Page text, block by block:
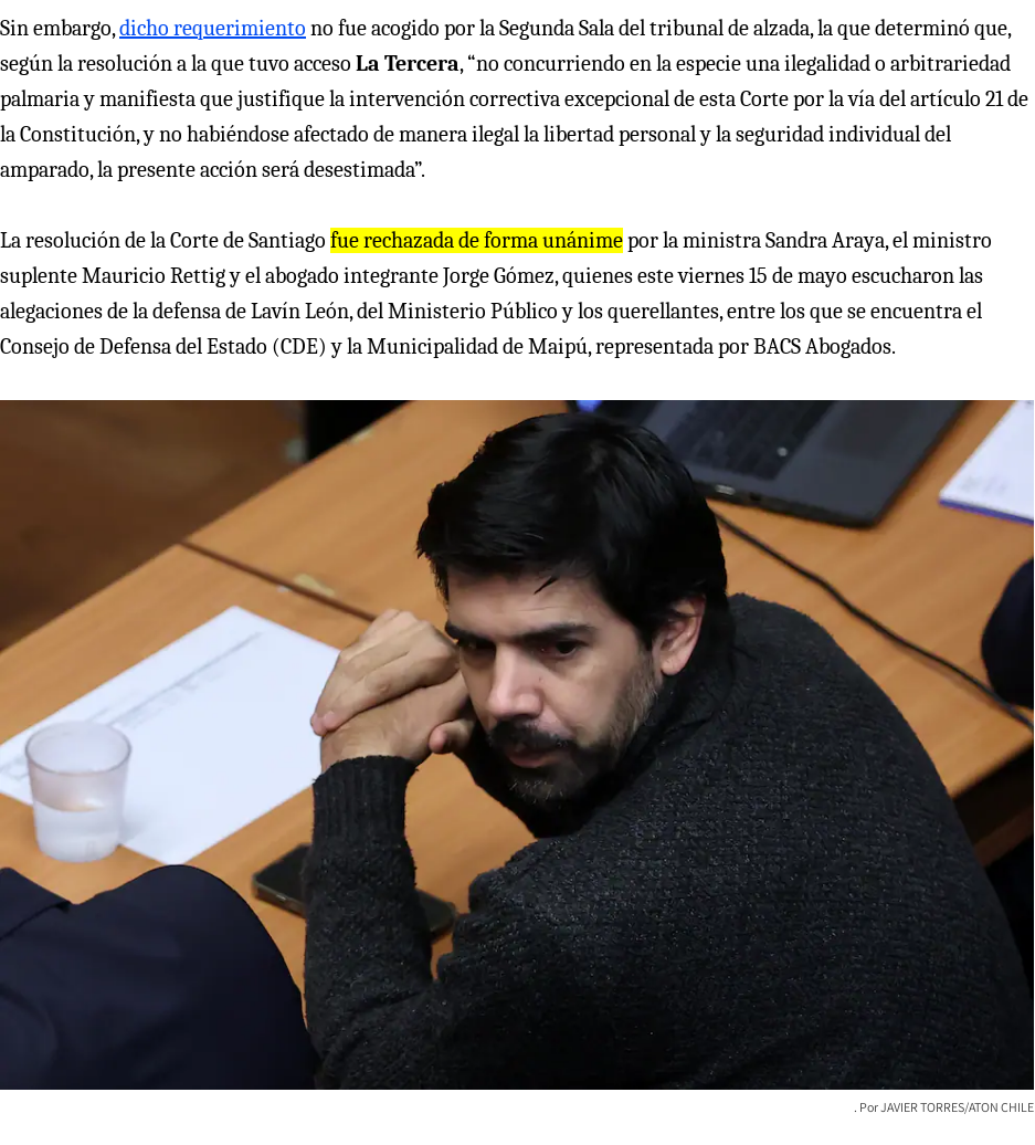
Sin embargo,dicho requerimiento no fue acogido por la Segunda Sala del tribunal de alzada, la que determinó que,
según la resolución a la que tuvo acceso La Tercera, “no concurriendo en la especie una ilegalidad o arbitrariedad
palmaria y manifiesta que justifique la intervención correctiva excepcional de esta Corte por la vía del artículo 21 de
la Constitución, y no habiéndose afectado de manera ilegal la libertad personal y la seguridad individual del
amparado, la presente acción será desestimada”.
La resolución de la Corte de Santiago fue rechazada de forma unánimepor la ministra Sandra Araya, el ministro
suplente Mauricio Rettig y el abogado integrante Jorge Gómez, quienes este viernes 15 de mayo escucharon las
alegaciones de la defensa de Lavín León, del Ministerio Público y los querellantes, entre los que se encuentra el
Consejo de Defensa del Estado (CDE) y la Municipalidad de Maipú, representada por BACS Abogados.
JAVIER TORRES/ATON CHILE